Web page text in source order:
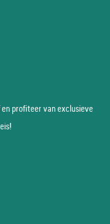
profiteer van exclusieve